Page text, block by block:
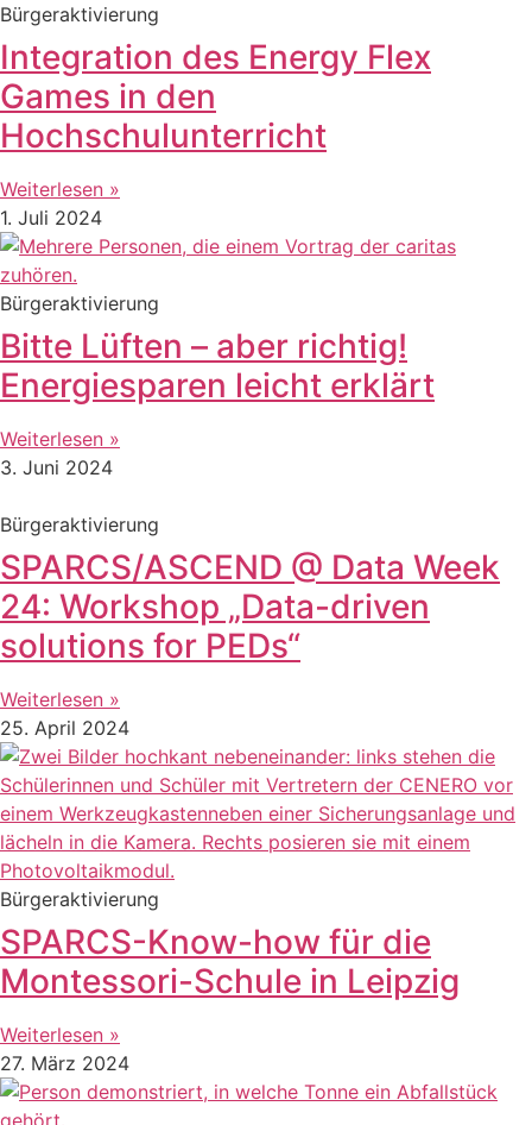
Bürgeraktivierung
Integration des Energy Flex
Games in den
Hochschulunterricht
Weiterlesen »
1. Juli 2024
Bürgeraktivierung
Bitte Lüften – aber richtig!
Energiesparen leicht erklärt
Weiterlesen »
3. Juni 2024
Bürgeraktivierung
SPARCS/ASCEND @ Data Week
24: Workshop „Data-driven
solutions for PEDs“
Weiterlesen »
25. April 2024
Bürgeraktivierung
SPARCS-Know-how für die
Montessori-Schule in Leipzig
Weiterlesen »
27. März 2024